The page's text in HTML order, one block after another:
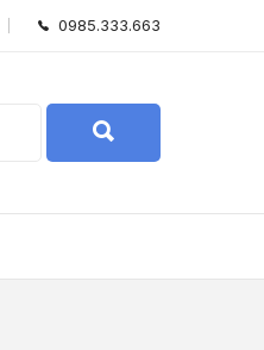
0985.333.663